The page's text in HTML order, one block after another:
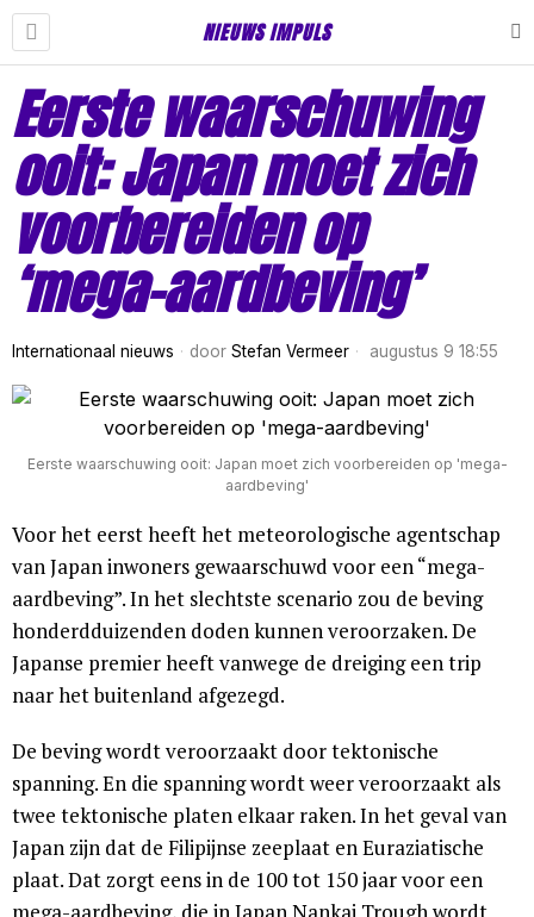
NIEUWS IMPULS
Eerste waarschuwing
ooit: Japan moet zich
voorbereiden op
‘mega-aardbeving’
Internationaal nieuws door Stefan Vermeer augustus 9 18:55
Eerste waarschuwing ooit: Japan moet zich voorbereiden op 'mega-
aardbeving'
Voor het eerst heeft het meteorologische agentschap
van Japan inwoners gewaarschuwd voor een “mega-
aardbeving”. In het slechtste scenario zou de beving
honderdduizenden doden kunnen veroorzaken. De
Japanse premier heeft vanwege de dreiging een trip
naar het buitenland afgezegd.
De beving wordt veroorzaakt door tektonische
spanning. En die spanning wordt weer veroorzaakt als
twee tektonische platen elkaar raken. In het geval van
Japan zijn dat de Filipijnse zeeplaat en Euraziatische
plaat. Dat zorgt eens in de 100 tot 150 jaar voor een